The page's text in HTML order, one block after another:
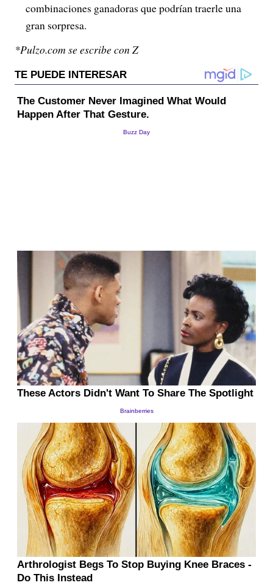
combinaciones ganadoras que podrían traerle una
gran sorpresa.
*Pulzo.com se escribe con Z